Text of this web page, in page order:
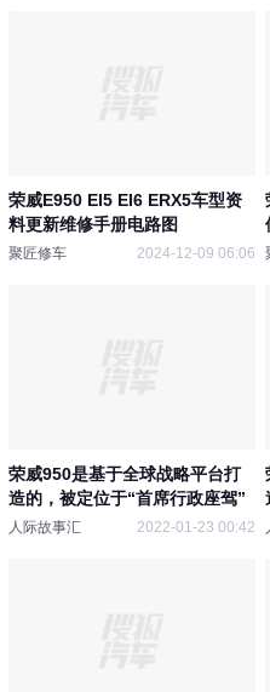
荣威E950 EI5 EI6 ERX5车型资
料更新维修手册电路图
聚匠修车 2024-12-09 06:06
荣威950是基于全球战略平台打
造的，被定位于“首席行政座驾”
人际故事汇 2022-01-23 00:42